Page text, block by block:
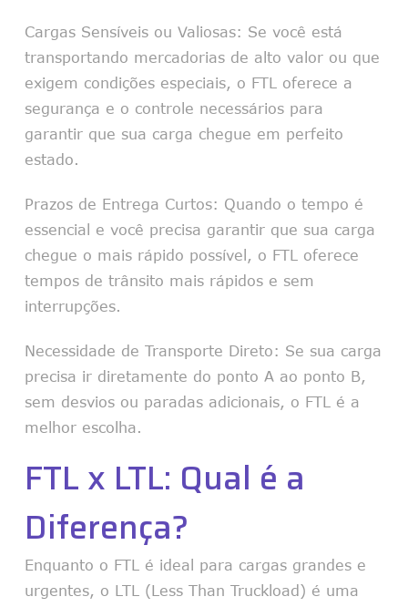
Cargas Sensíveis ou Valiosas: Se você está
transportando mercadorias de alto valor ou que
exigem condições especiais, o FTL oferece a
segurança e o controle necessários para
garantir que sua carga chegue em perfeito
estado.
Prazos de Entrega Curtos: Quando o tempo é
essencial e você precisa garantir que sua carga
chegue o mais rápido possível, o FTL oferece
tempos de trânsito mais rápidos e sem
interrupções.
Necessidade de Transporte Direto: Se sua carga
precisa ir diretamente do ponto A ao ponto B,
sem desvios ou paradas adicionais, o FTL é a
melhor escolha.
FTL x LTL: Qual é a
Diferença?
Enquanto o FTL é ideal para cargas grandes e
urgentes, o LTL (Less Than Truckload) é uma